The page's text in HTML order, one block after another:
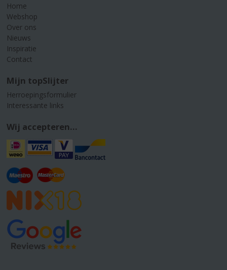
Home
Webshop
Over ons
Nieuws
Inspiratie
Contact
Mijn topSlijter
Herroepingsformulier
Interessante links
Wij accepteren...